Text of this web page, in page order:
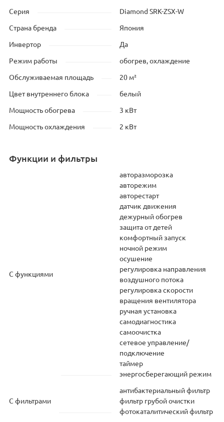
Серия Diamond SRK-ZSX-W
Страна бренда Япония
Инвертор Да
Режим работы обогрев, охлаждение
Обслуживаемая площадь 20 м²
Цвет внутреннего блока белый
Мощность обогрева 3 кВт
Мощность охлаждения 2 кВт
Функции и фильтры
С функциями
авторазморозка
авторежим
авторестарт
датчик движения
дежурный обогрев
защита от детей
комфортный запуск
ночной режим
осушение
регулировка направления
воздушного потока
регулировка скорости
вращения вентилятора
ручная установка
самодиагностика
самоочистка
сетевое управление/
подключение
таймер
энергосберегающий режим
С фильтрами
антибактериальный фильтр
фильтр грубой очистки
фотокаталитический фильтр